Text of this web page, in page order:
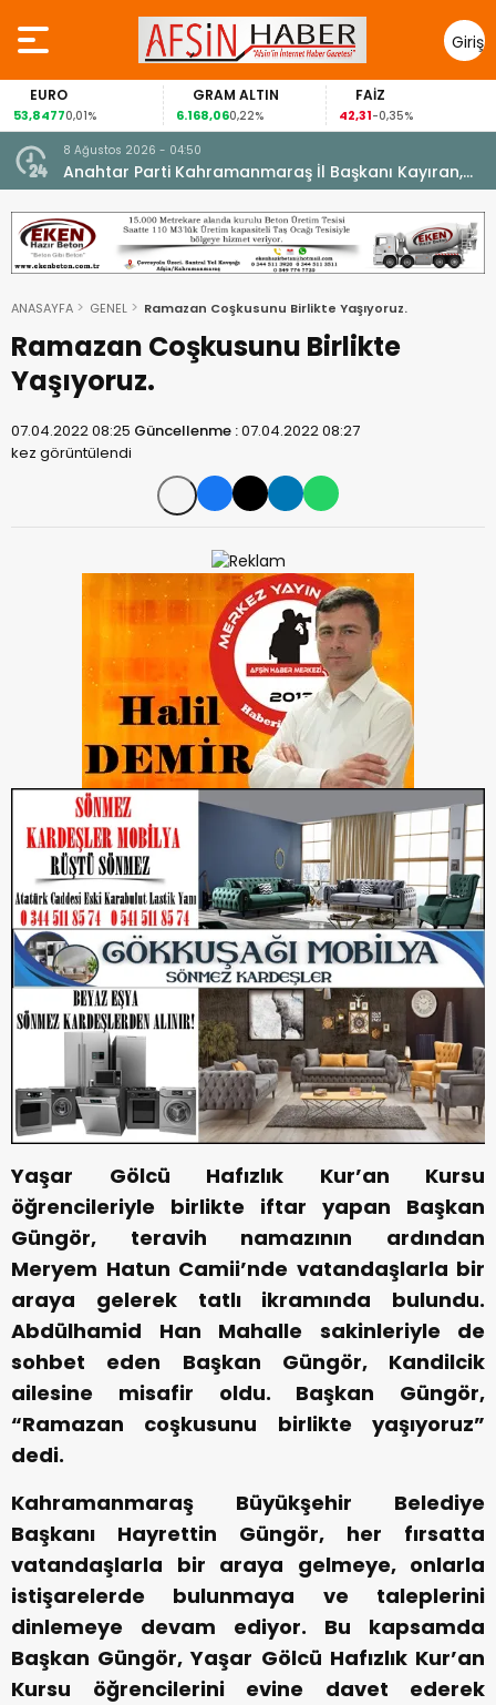
Giriş
Yap
EURO
53,84770,01%
GRAM ALTIN
6.168,060,22%
FAİZ
42,31-0,35%
8 Ağustos 2026 - 04:50
Anahtar Parti Kahramanmaraş İl Başkanı Kayıran,
Afşin Teşkilatı ile buluştu.
ANASAYFA GENEL Ramazan Coşkusunu Birlikte Yaşıyoruz.
Ramazan Coşkusunu Birlikte
Yaşıyoruz.
07.04.2022 08:25 Güncellenme :07.04.2022 08:27
kez görüntülendi
Yaşar Gölcü Hafızlık Kur’an Kursu
öğrencileriyle birlikte iftar yapan Başkan
Güngör, teravih namazının ardından
Meryem Hatun Camii’nde vatandaşlarla bir
araya gelerek tatlı ikramında bulundu.
Abdülhamid Han Mahalle sakinleriyle de
sohbet eden Başkan Güngör, Kandilcik
ailesine misafir oldu. Başkan Güngör,
“Ramazan coşkusunu birlikte yaşıyoruz”
dedi.
Kahramanmaraş Büyükşehir Belediye
Başkanı Hayrettin Güngör, her fırsatta
vatandaşlarla bir araya gelmeye, onlarla
istişarelerde bulunmaya ve taleplerini
dinlemeye devam ediyor. Bu kapsamda
Başkan Güngör, Yaşar Gölcü Hafızlık Kur’an
Kursu öğrencilerini evine davet ederek